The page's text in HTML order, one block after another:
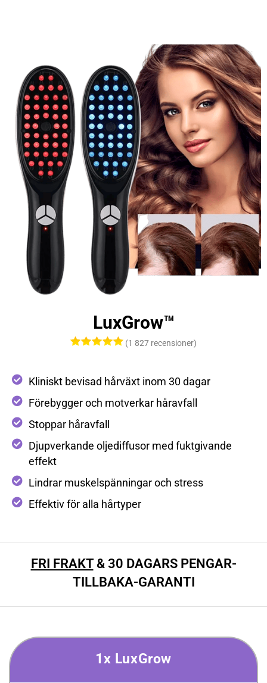
LuxGrow™
(1 827 recensioner)
Kliniskt bevisad hårväxt inom 30 dagar
Förebygger och motverkar håravfall
Stoppar håravfall
Djupverkande oljediffusor med fuktgivande
effekt
Lindrar muskelspänningar och stress
Effektiv för alla hårtyper
FRI FRAKT& 30 DAGARS PENGAR-
TILLBAKA-GARANTI
1x LuxGrow